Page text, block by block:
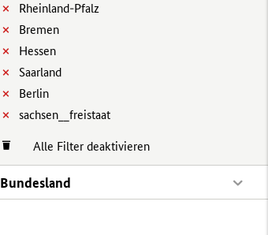
Rheinland-Pfalz
Bremen
Hessen
Saarland
Berlin
sachsen__freistaat
Alle Filter deaktivieren
Bundesland